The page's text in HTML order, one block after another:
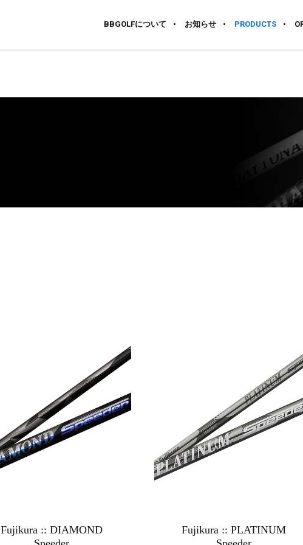
BBGOLFについて お知らせ PRODUCTS
Fujikura :: DIAMOND
Fujikura :: PLATINUM